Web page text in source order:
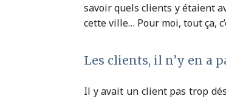
savoir quels clients y étaient
cette ville… Pour moi, tout ça,
Les clients, il n’y en a
Il y avait un client pas trop